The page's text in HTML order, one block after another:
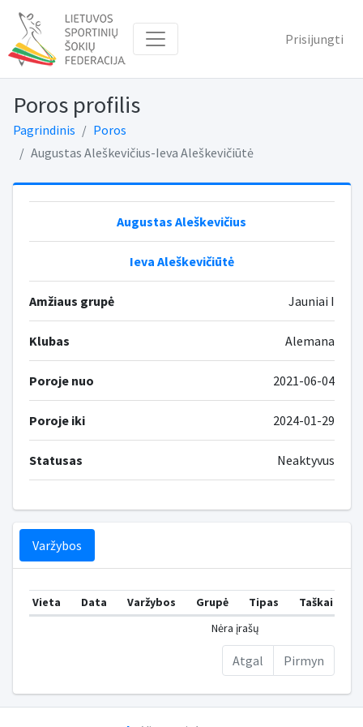
Prisijungti
Poros profilis
Pagrindinis
Poros
Augustas Aleškevičius-Ieva Aleškevičiūtė
Augustas Aleškevičius
Ieva Aleškevičiūtė
Amžiaus grupė Jauniai I
Klubas Alemana
Poroje nuo 2021-06-04
Poroje iki 2024-01-29
Statusas Neaktyvus
Varžybos
Vieta Data Varžybos Grupė Tipas Taškai
Nėra įrašų
Atgal Pirmyn